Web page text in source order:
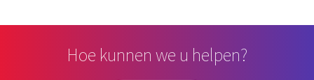
Hoe kunnen we u helpen?